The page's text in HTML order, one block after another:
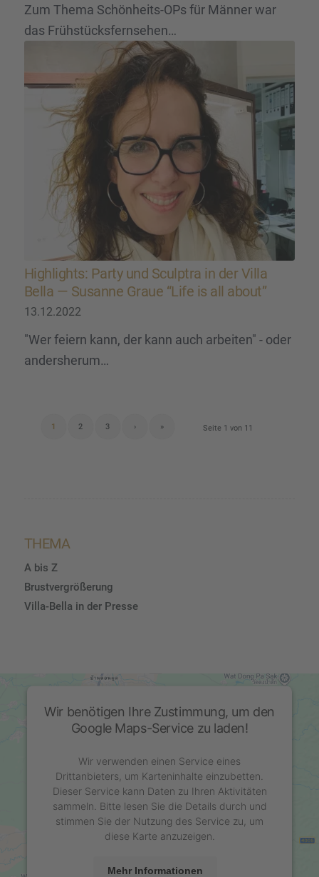
Zum Thema Schönheits-OPs für Männer war
das Frühstücksfernsehen…
Highlights: Party und Sculp­tra in der Villa
Bella — Susanne Graue “Life is all about”
13.12.2022
"Wer feiern kann, der kann auch arbeiten" - oder
andersherum…
Seite 1 von 11
1 2 3 › »
THEMA
A bis Z
Brustvergrößerung
Villa-Bella in der Presse
Wir benötigen Ihre Zustimmung, um den
Google Maps-Service zu laden!
Wir verwenden einen Service eines
Drittanbieters, um Karteninhalte einzubetten.
Dieser Service kann Daten zu Ihren Aktivitäten
sammeln. Bitte lesen Sie die Details durch und
stimmen Sie der Nutzung des Service zu, um
diese Karte anzuzeigen.
Mehr Informationen